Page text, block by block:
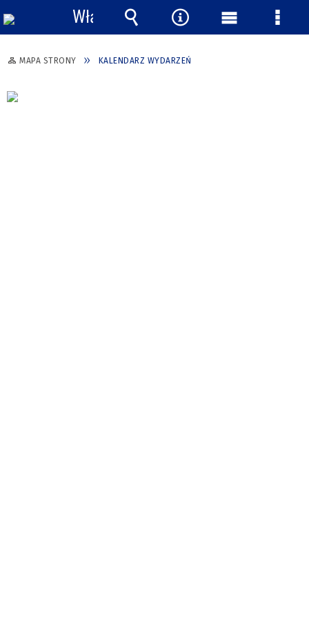
MAPA STRONY KALENDARZ WYDARZEŃ
Włącz
powiadomienia
Wyszukiwarka
Narzędzia
Menu Menu